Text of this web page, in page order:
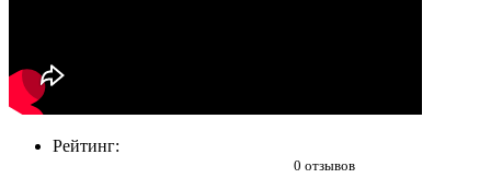
Рейтинг:
0 отзывов